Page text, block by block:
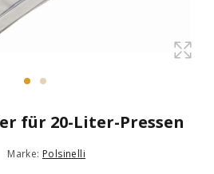
für 20-Liter-Pressen
Marke: Polsinelli